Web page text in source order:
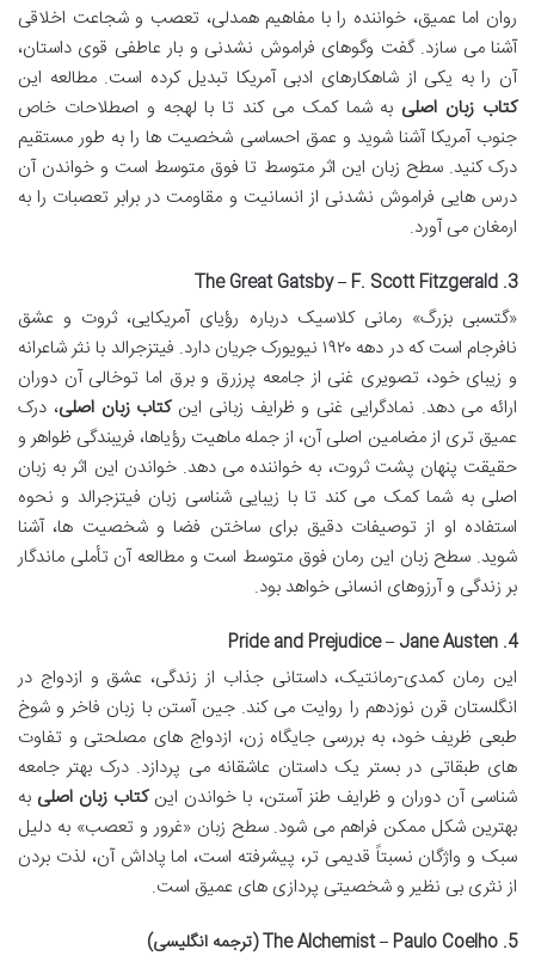
روان اما عمیق، خواننده را با مفاهیم همدلی، تعصب و شجاعت اخلاقی
آشنا می سازد. گفت وگوهای فراموش نشدنی و بار عاطفی قوی داستان،
آن را به یکی از شاهکارهای ادبی آمریکا تبدیل کرده است. مطالعه این
کتاب زبان اصلی به شما کمک می کند تا با لهجه و اصطلاحات خاص
جنوب آمریکا آشنا شوید و عمق احساسی شخصیت ها را به طور مستقیم
درک کنید. سطح زبان این اثر متوسط تا فوق متوسط است و خواندن آن
درس هایی فراموش نشدنی از انسانیت و مقاومت در برابر تعصبات را به
ارمغان می آورد.
3. The Great Gatsby – F. Scott Fitzgerald
«گتسبی بزرگ» رمانی کلاسیک درباره رؤیای آمریکایی، ثروت و عشق
نافرجام است که در دهه ۱۹۲۰ نیویورک جریان دارد. فیتزجرالد با نثر شاعرانه
و زیبای خود، تصویری غنی از جامعه پرزرق و برق اما توخالی آن دوران
ارائه می دهد. نمادگرایی غنی و ظرایف زبانی اینکتاب زبان اصلی، درک
عمیق تری از مضامین اصلی آن، از جمله ماهیت رؤیاها، فریبندگی ظواهر و
حقیقت پنهان پشت ثروت، به خواننده می دهد. خواندن این اثر به زبان
اصلی به شما کمک می کند تا با زیبایی شناسی زبان فیتزجرالد و نحوه
استفاده او از توصیفات دقیق برای ساختن فضا و شخصیت ها، آشنا
شوید. سطح زبان این رمان فوق متوسط است و مطالعه آن تأملی ماندگار
بر زندگی و آرزوهای انسانی خواهد بود.
4. Pride and Prejudice – Jane Austen
این رمان کمدی-رمانتیک، داستانی جذاب از زندگی، عشق و ازدواج در
انگلستان قرن نوزدهم را روایت می کند. جین آستن با زبان فاخر و شوخ
طبعی ظریف خود، به بررسی جایگاه زن، ازدواج های مصلحتی و تفاوت
های طبقاتی در بستر یک داستان عاشقانه می پردازد. درک بهتر جامعه
شناسی آن دوران و ظرایف طنز آستن، با خواندن اینکتاب زبان اصلی به
بهترین شکل ممکن فراهم می شود. سطح زبان «غرور و تعصب» به دلیل
سبک و واژگان نسبتاً قدیمی تر، پیشرفته است، اما پاداش آن، لذت بردن
از نثری بی نظیر و شخصیتی پردازی های عمیق است.
5. The Alchemist – Paulo Coelho (ترجمه انگلیسی)